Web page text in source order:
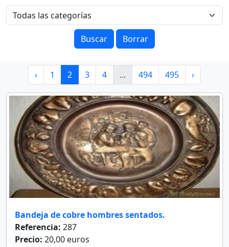
Buscar Borrar
‹ 1 2 3 4 ... 494 495 ›
Bandeja de cobre hombres sentados.
Referencia: 287
Precio: 20,00 euros